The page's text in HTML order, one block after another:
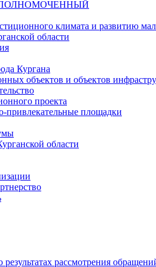
климата и развитию
области
Кургана
объектов и объектов
проекта
привлекательные площадки
области
рассмотрения